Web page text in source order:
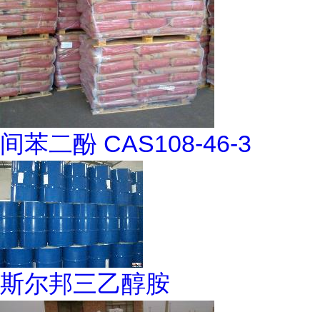
间苯二酚 CAS108-46-3
斯尔邦三乙醇胺